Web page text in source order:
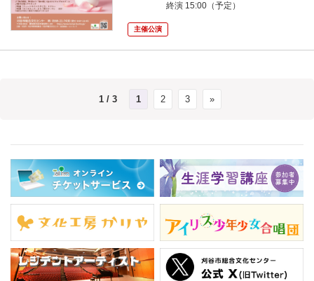
終演 15:00（予定）
主催公演
1 / 3 1 2 3 »